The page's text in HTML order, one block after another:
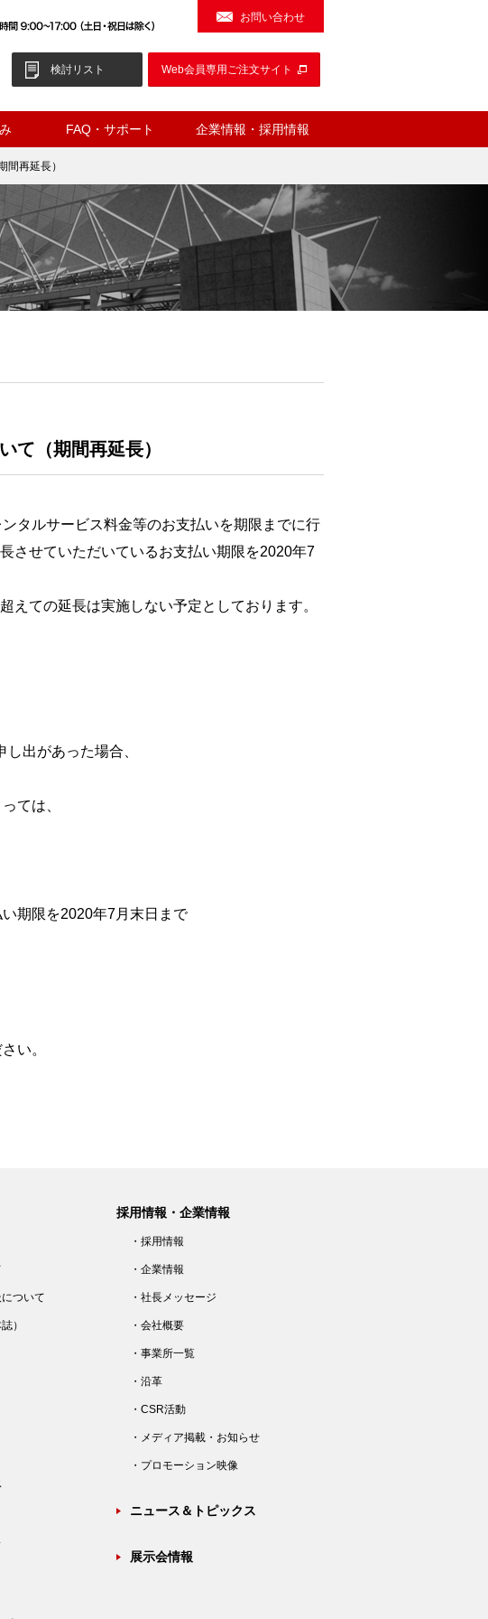
お問い合わせ
検討リスト Web会員専用ご注文サイト
FAQ・サポート 企業情報・採用情報
再延長）
て（期間再延長）
タルサービス料金等のお支払いを期限までに行
させていただいているお支払い期限を2020年7
ての延長は実施しない予定としております。
出があった場合、
ては、
期限を2020年7月末日まで
い。
ついて
）
採用情報・企業情報
・採用情報
・企業情報
・社長メッセージ
・会社概要
・事業所一覧
・沿革
・CSR活動
・メディア掲載・お知らせ
・プロモーション映像
ニュース＆トピックス
展示会情報